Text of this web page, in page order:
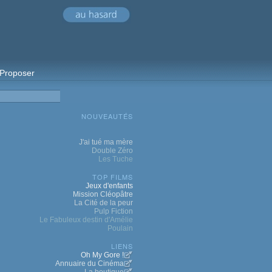
Proposer
NOUVEAUTÉS
J'ai tué ma mère
Double Zéro
Les Tuche
TOP FILMS
Jeux d'enfants
Mission Cléopâtre
La Cité de la peur
Pulp Fiction
Le Fabuleux destin d'Amélie
Poulain
LIENS
Oh My Gore !
Annuaire du Cinéma